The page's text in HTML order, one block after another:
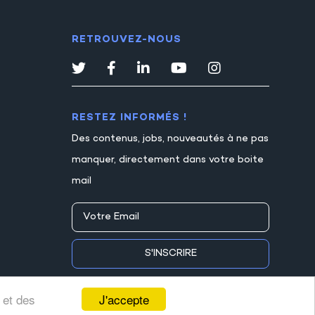
J'accepte
des
RETROUVEZ-NOUS
RESTEZ INFORMÉS !
Des contenus, jobs, nouveautés à ne pas
manquer, directement dans votre boite
mail
S'INSCRIRE